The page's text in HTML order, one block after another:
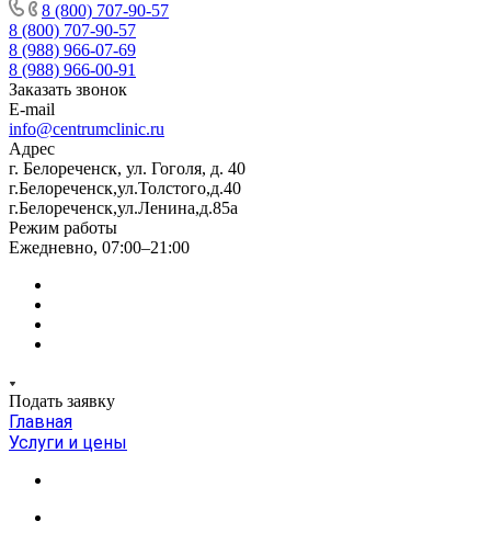
8 (800) 707-90-57
8 (800) 707-90-57
8 (988) 966-07-69
8 (988) 966-00-91
Заказать звонок
E-mail
info@centrumclinic.ru
Адрес
г. Белореченск, ул. Гоголя, д. 40
г.Белореченск,ул.Толстого,д.40
г.Белореченск,ул.Ленина,д.85а
Режим работы
Ежедневно, 07:00–21:00
Подать заявку
Главная
Услуги и цены